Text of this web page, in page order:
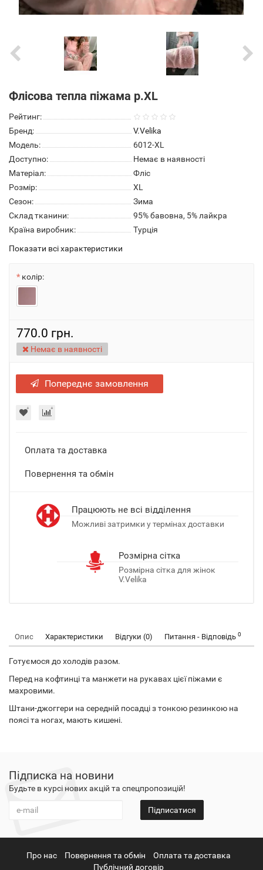
Флісова тепла піжама р.XL
Рейтинг:
Бренд:
V.Velika
Модель:
6012-XL
Доступно:
Немає в наявності
Матеріал:
Фліс
Розмір:
XL
Сезон:
Зима
Склад тканини:
95% бавовна, 5% лайкра
Країна виробник:
Турція
Показати всі характеристики
колір:
770.0 грн.
Немає в наявності
Попереднє замовлення
Оплата та доставка
Повернення та обмін
Працюють не всі відділення
Можливі затримки у термінах доставки
Розмірна сітка
Розмірна сітка для жінок
V.Velika
Опис Характеристики Відгуки (0) Питання - Відповідь 0
Готуємося до холодів разом.
Перед на кофтинці та манжети на рукавах цієї піжами є
махровими.
Штани-джоггери на середній посадці з тонкою резинкою на
поясі та ногах, мають кишені.
Підписка на новини
Будьте в курсі нових акцій та спецпропозицій!
Підписатися
Про нас Повернення та обмін
Оплата та доставка
Публічний договір